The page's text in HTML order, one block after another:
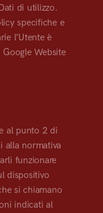
di utilizzo.
specifiche e
l’Utente è
Website
al punto 2 di
alla normativa
funzionare
dispositivo
si chiamano
indicati al